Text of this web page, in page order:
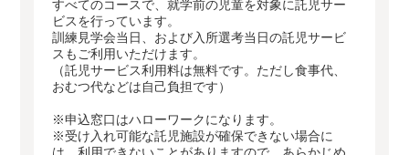
すべてのコースで、就学前の児童を対象に託児サー
ビスを行っています。
訓練見学会当日、および入所選考当日の託児サービ
スもご利用いただけます。
（託児サービス利用料は無料です。ただし食事代、
おむつ代などは自己負担です）
※申込窓口はハローワークになります。
※受け入れ可能な託児施設が確保できない場合に